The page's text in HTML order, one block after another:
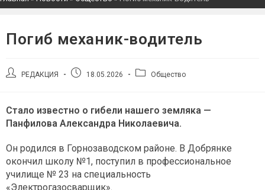
Погиб механик-водитель
АвторРЕДАКЦИЯ
Запись18.05.2026
РубрикаОбщество
Стало известно о гибели нашего земляка —
Панфилова Александра Николаевича.
Он родился в Горнозаводском районе. В Добрянке
окончил школу №1, поступил в профессиональное
училище № 23 на специальность
«Электрогазосварщик».